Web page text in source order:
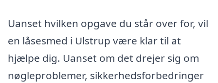
Uanset hvilken opgave du står over for, vil
en låsesmed i Ulstrup være klar til at
hjælpe dig. Uanset om det drejer sig om
nøgleproblemer, sikkerhedsforbedringer